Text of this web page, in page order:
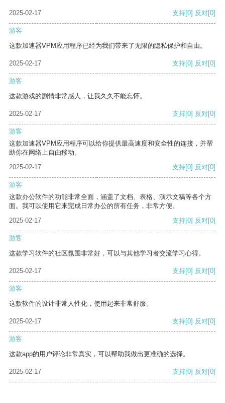
2025-02-17 支持[0] 反对[0]
游客
这款加速器VPM应用程序已经为我们带来了无限的隐私保护和自由。
2025-02-17 支持[0] 反对[0]
游客
这款游戏的剧情非常感人，让我久久不能忘怀。
2025-02-17 支持[0] 反对[0]
游客
这款加速器VPM应用程序可以给你提供最高速度和安全性的连接，并帮
助你在网络上自由移动。
2025-02-17
支持[0] 反对[0]
游客
这款办公软件的功能非常全面，涵盖了文档、表格、演示文稿等各个方
面。我可以使用它来完成日常办公的所有任务，非常方便。
2025-02-17
支持[0] 反对[0]
游客
这款学习软件的社区氛围非常好，可以与其他学习者交流学习心得。
2025-02-17 支持[0] 反对[0]
游客
这款软件的设计非常人性化，使用起来非常舒服。
2025-02-17 支持[0] 反对[0]
游客
这款app的用户评论非常真实，可以帮助我做出更准确的选择。
2025-02-17 支持[0] 反对[0]